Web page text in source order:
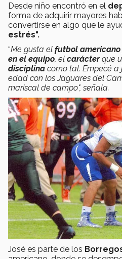
Desde niño encontró en el
forma de adquirir mayores
convertirse en algo que le
estrés".
“Me gusta el futbol americano
en el equipo , el carácterque
disciplina como tal. Empecé a
edad con los Jaguares del
mariscal de campo", señala.
José es parte de los